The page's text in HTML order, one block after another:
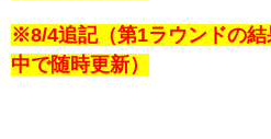
※8/4追記（第1ラウンドの
中で随時更新）